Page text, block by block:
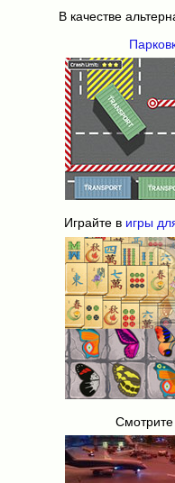
В качестве
Играйте в игры